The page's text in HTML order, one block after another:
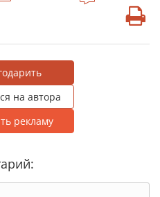
на автора
рекламу